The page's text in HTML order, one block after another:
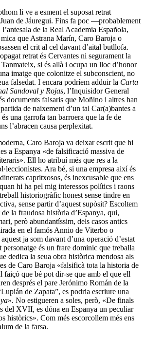
li ve a esment el suposat retrat
de Jáuregui. Fins fa poc —probablement
de la Real Academia Española,
que Astrana Marín, Caro Baroja o
el crit al cel davant d’aital butllofa.
retrat és Cervantes ni segurament la
si és allà i ocupa un lloc d’honor
imatge que colonitze el subconscient, no
falsedat. I encara podríem adduir la Carta
Sandoval y Rojas, l’Inquisidor General
documents falsaris que Moñino i altres han
de naixement d’un tal Car(a)bantes a
una garrofa tan barroera que la fe de
l’abracen causa perplexitat.
Caro Baroja va deixar escrit que hi
a Espanya «de falsificació massiva de
Ell ho atribuí més que res a la
Ara bé, si una empresa així és
capritxosos, és inexcusable que ens
hi ha pel mig interessos polítics i raons
historiogràfic honest sense tindre en
sense partir d’aquest supòsit? Escoltem
la fraudosa història d’Espanya, qui,
però abundantíssim, dels casos antics
en el famós Annio de Viterbo o
ja som davant d’una operació d’estat
personatge és un frare dominic que treballa
dedica la seua obra històrica mendosa als
de Caro Baroja «falsificà tota la historia de
faiçó que bé pot dir-se que amb el que ell
després el pare Jerónimo Román de la
de Zapata”, es podria escriure una
». No estigueren a soles, però, «De finals
del XVII, es dóna en Espanya un peculiar
històrics». Com més escorcollem més ens
de la farsa.